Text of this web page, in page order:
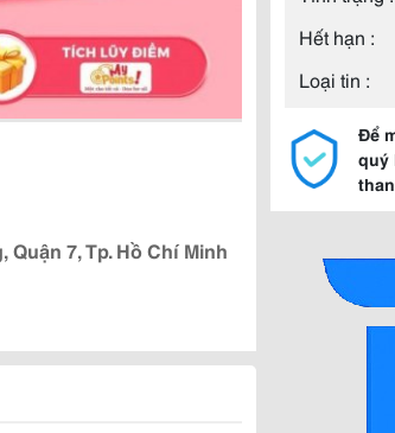
7, Tp. Hồ Chí Minh
Hết hạn :
Loại tin :
Để
quý